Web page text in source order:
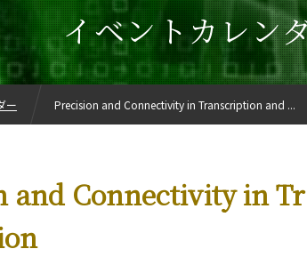
イベントカレン
and Connectivity in
ー Precision and Connectivity in Transcription and ...